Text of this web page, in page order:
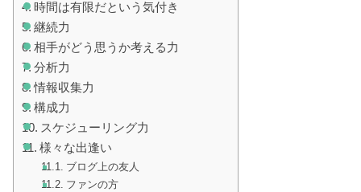
時間は有限だという気付き
継続力
相手がどう思うか考える力
分析力
情報収集力
構成力
スケジューリング力
様々な出逢い
ブログ上の友人
ファンの方